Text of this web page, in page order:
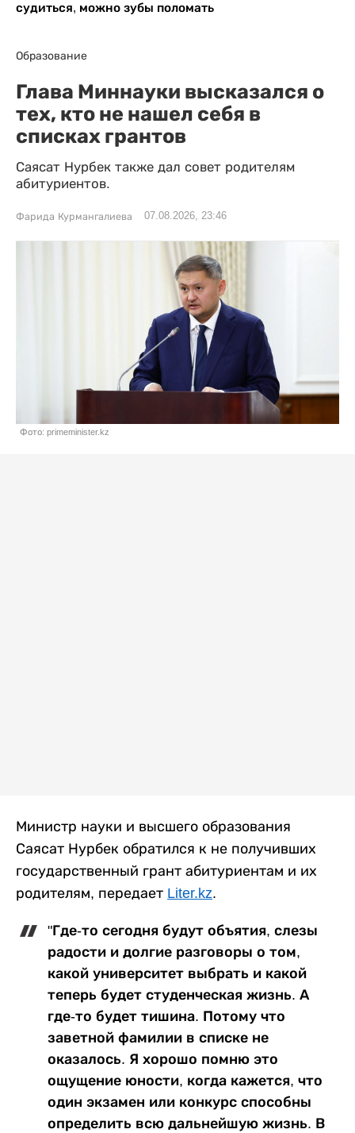
судиться, можно зубы поломать
Образование
Глава Миннауки высказался о
тех, кто не нашел себя в
списках грантов
Саясат Нурбек также дал совет родителям
абитуриентов.
Фарида Курмангалиева 07.08.2026, 23:46
Фото: primeminister.kz
Министр науки и высшего образования
Саясат Нурбек обратился к не получивших
государственный грант абитуриентам и их
родителям, передает Liter.kz.
"Где-то сегодня будут объятия, слезы
радости и долгие разговоры о том,
какой университет выбрать и какой
теперь будет студенческая жизнь. А
где-то будет тишина. Потому что
заветной фамилии в списке не
оказалось. Я хорошо помню это
ощущение юности, когда кажется, что
один экзамен или конкурс способны
определить всю дальнейшую жизнь. В